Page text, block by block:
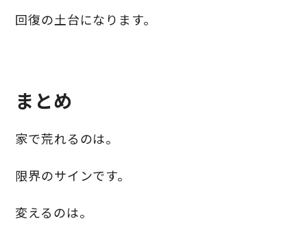
回復の土台になります。
まとめ
家で荒れるのは。
限界のサインです。
変えるのは。